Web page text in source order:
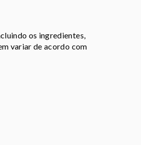
os ingredientes,
variar de acordo com